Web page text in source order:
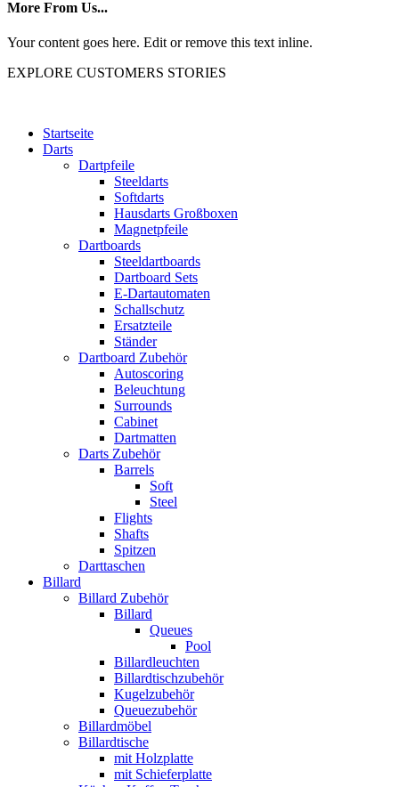
More From Us...
Your content goes here. Edit or remove this text inline.
EXPLORE CUSTOMERS STORIES
Startseite
Darts
Dartpfeile
Steeldarts
Softdarts
Hausdarts Großboxen
Magnetpfeile
Dartboards
Steeldartboards
Dartboard Sets
E-Dartautomaten
Schallschutz
Ersatzteile
Ständer
Dartboard Zubehör
Autoscoring
Beleuchtung
Surrounds
Cabinet
Dartmatten
Darts Zubehör
Barrels
Soft
Steel
Flights
Shafts
Spitzen
Darttaschen
Billard
Billard Zubehör
Billard
Queues
Pool
Billardleuchten
Billardtischzubehör
Kugelzubehör
Queuezubehör
Billardmöbel
Billardtische
mit Holzplatte
mit Schieferplatte